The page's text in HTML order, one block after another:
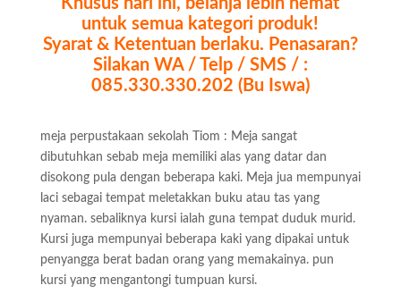
Khusus hari ini, belanja lebih hemat
untuk semua kategori produk!
Syarat & Ketentuan berlaku. Penasaran?
Silakan WA / Telp / SMS / :
085.330.330.202 (Bu Iswa)
meja perpustakaan sekolah Tiom : Meja sangat
dibutuhkan sebab meja memiliki alas yang datar dan
disokong pula dengan beberapa kaki. Meja jua mempunyai
laci sebagai tempat meletakkan buku atau tas yang
nyaman. sebaliknya kursi ialah guna tempat duduk murid.
Kursi juga mempunyai beberapa kaki yang dipakai untuk
penyangga berat badan orang yang memakainya. pun
kursi yang mengantongi tumpuan kursi.